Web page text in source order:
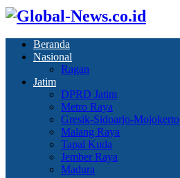
Beranda
Nasional
Ragan
Jatim
DPRD Jatim
Metro Raya
Gresik-Sidoarjo-Mojokerto
Malang Raya
Tapal Kuda
Jember Raya
Madura